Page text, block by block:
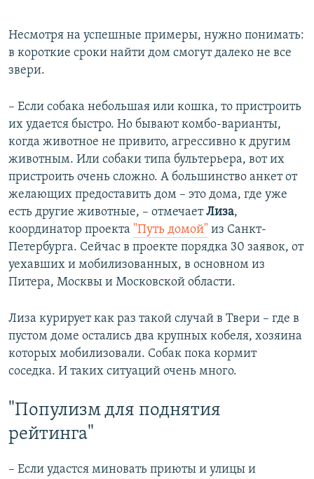
Несмотря на успешные примеры, нужно понимать:
в короткие сроки найти дом смогут далеко не все
звери.
– Если собака небольшая или кошка, то пристроить
их удается быстро. Но бывают комбо-варианты,
когда животное не привито, агрессивно к другим
животным. Или собаки типа бультерьера, вот их
пристроить очень сложно. А большинство анкет от
желающих предоставить дом – это дома, где уже
есть другие животные, – отмечаетЛиза,
координатор проекта "Путь домой" из Санкт-
Петербурга. Сейчас в проекте порядка 30 заявок, от
уехавших и мобилизованных, в основном из
Питера, Москвы и Московской области.
Лиза курирует как раз такой случай в Твери – где в
пустом доме остались два крупных кобеля, хозяина
которых мобилизовали. Собак пока кормит
соседка. И таких ситуаций очень много.
"Популизм для поднятия
рейтинга"
– Если удастся миновать приюты и улицы и